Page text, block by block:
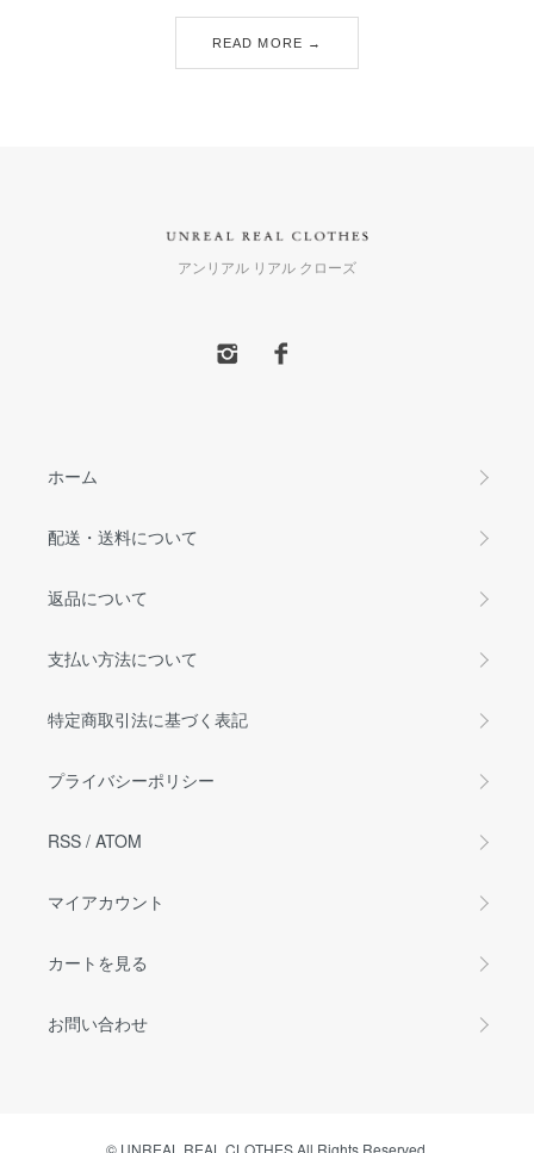
READ MORE →
アンリアル リアル クローズ
ホーム
配送・送料について
返品について
支払い方法について
特定商取引法に基づく表記
プライバシーポリシー
RSS / ATOM
マイアカウント
カートを見る
お問い合わせ